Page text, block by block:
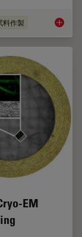
料作製 High-
EM